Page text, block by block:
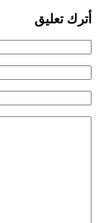
أترك تعليق